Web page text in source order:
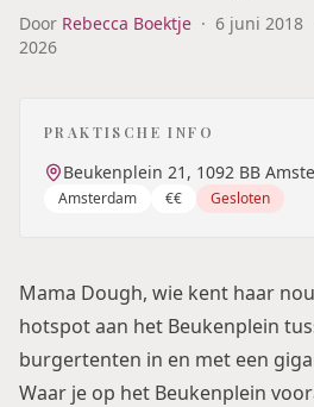
Door Rebecca Boektje · 6 juni 2018
2026
PRAKTISCHE INFO
Beukenplein 21, 1092 BB
Amsterdam €€ Gesloten
Mama Dough, wie kent haar
hotspot aan het Beukenplein
burgertenten in en met een
Waar je op het Beukenplein